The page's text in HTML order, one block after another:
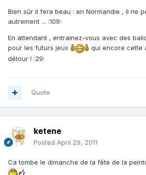
Bien sûr il fera beau : en Normandie , il ne
autrement ... :109:
En attendant , entrainez-vous avec des
pour les futurs jeux
qui encore cette
détour ! :29:
Quote
ketene
Posted April 29, 2011
Ca tombe le dimanche de la fête de la